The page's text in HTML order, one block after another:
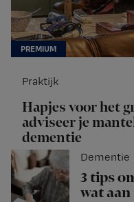
Praktijk
Hapjes voor het
adviseer je
dementie
Dementie
3 tips
wat